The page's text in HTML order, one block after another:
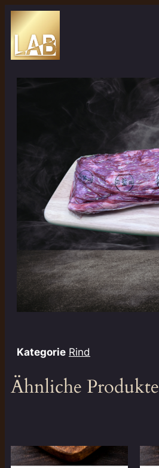
Kategorie Rind
Ähnliche Produkte